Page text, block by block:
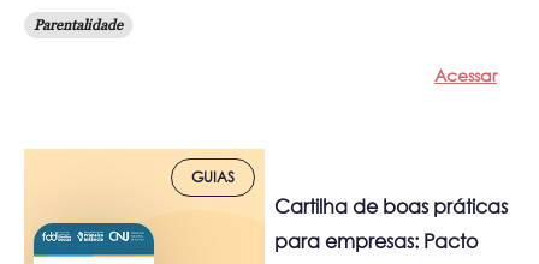
Parentalidade
Acessar
GUIAS
Cartilha de boas práticas
para empresas: Pacto